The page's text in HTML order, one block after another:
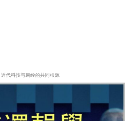
代科技与易经的共同根源